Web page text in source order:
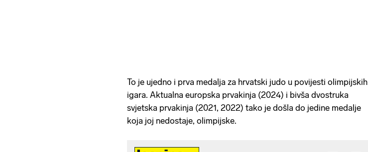
To je ujedno i prva medalja za hrvatski judo u povijesti olimpijskih
igara. Aktualna europska prvakinja (2024) i bivša dvostruka
svjetska prvakinja (2021, 2022) tako je došla do jedine medalje
koja joj nedostaje, olimpijske.